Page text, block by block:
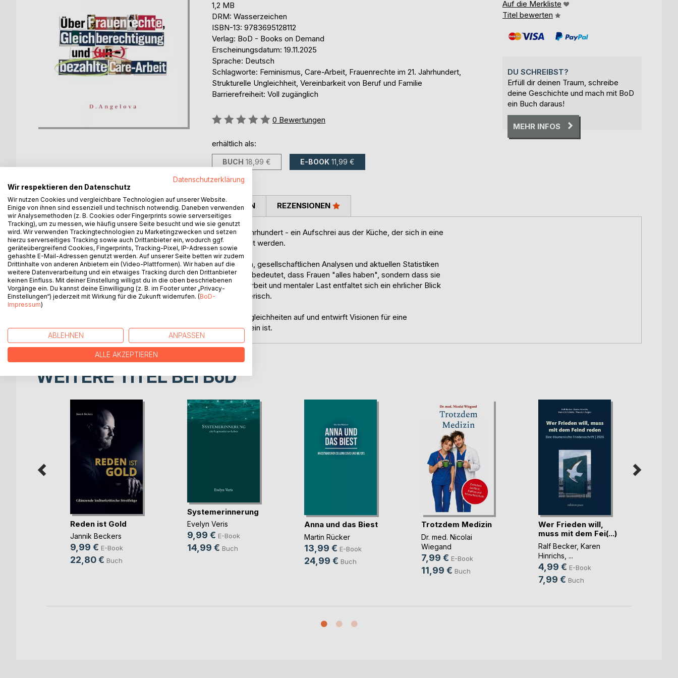
1,2 MB
DRM: Wasserzeichen
ISBN-13: 9783695128112
Verlag: BoD - Books on Demand
Erscheinungsdatum: 19.11.2025
Sprache: Deutsch
Schlagworte: Feminismus, Care-Arbeit, Frauenrechte im 21. Jahrhundert,
Strukturelle Ungleichheit, Vereinbarkeit von Beruf und Familie
Barrierefreiheit: Voll zugänglich
Bewertung::
0 Bewertungen
erhältlich als:
BUCH 18,99 € E-BOOK 11,99 €
Auf die Merkliste
Titel bewerten
DU SCHREIBST?
Erfüll dir deinen Traum, schreibe
deine Geschichte und mach mit BoD
ein Buch daraus!
MEHR INFOS
BESCHREIBUNG
Dieses Buch ist ein feministisches Manifest für das 21. Jahrhundert - ein Aufschrei aus der Küche, der sich in eine
politische Forderung verwandelt: Care-Arbeit muss bezahlt werden.
Mit einer kraftvollen Mischung aus persönlichen Einblicken, gesellschaftlichen Analysen und aktuellen Statistiken
zeigt D. Angelova, warum Gleichberechtigung heute nicht bedeutet, dass Frauen "alles haben", sondern dass sie
"alles machen". Zwischen Müsli und Matheheft, Erwerbsarbeit und mentaler Last entfaltet sich ein ehrlicher Blick
auf das Leben moderner Frauen - erschöpft, aber kämpferisch.
Das Buch stellt unbequeme Fragen, deckt strukturelle Ungleichheiten auf und entwirft Visionen für eine
Gesellschaft, in der Frau-Sein kein Widerspruch zu Frei-Sein ist.
AUTOR/IN PRESSESTIMMEN REZENSIONEN
WEITERE TITEL BEIBoD
Reden ist Gold
Jannik Beckers
9,99 € E-Book
22,80 € Buch
Systemerinnerung
Evelyn Veris
9,99 € E-Book
14,99 € Buch
Anna und das Biest
Martin Rücker
13,99 € E-Book
24,99 € Buch
Trotzdem Medizin
Dr. med. Nicolai
Wiegand
7,99 € E-Book
11,99 € Buch
Wer Frieden will,
muss mit dem Fei(...)
Ralf Becker, Karen
Hinrichs , ...
4,99 € E-Book
7,99 € Buch
Datenschutzerklärung
Wir respektieren den Datenschutz
Wir nutzen Cookies und vergleichbare Technologien auf unserer Website.
Einige von ihnen sind essenziell und technisch notwendig. Daneben verwenden
wir Analysemethoden (z. B. Cookies oder Fingerprints sowie serverseitiges
Tracking), um zu messen, wie häufig unsere Seite besucht und wie sie genutzt
wird. Wir verwenden Trackingtechnologien zu Marketingzwecken und setzen
hierzu serverseitiges Tracking sowie auch Drittanbieter ein, wodurch ggf.
geräteübergreifend Cookies, Fingerprints, Tracking-Pixel, IP-Adressen sowie
gehashte E-Mail-Adressen genutzt werden. Auf unserer Seite betten wir zudem
Drittinhalte von anderen Anbietern ein (Video-Plattformen). Wir haben auf die
weitere Datenverarbeitung und ein etwaiges Tracking durch den Drittanbieter
keinen Einfluss. Mit deiner Einstellung willigst du in die oben beschriebenen
Vorgänge ein. Du kannst deine Einwilligung (z. B. im Footer unter „Privacy-
Einstellungen“) jederzeit mit Wirkung für die Zukunft widerrufen. (BoD-
Impressum)
ABLEHNEN ANPASSEN
ALLE AKZEPTIEREN